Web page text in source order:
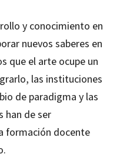
y conocimiento en
nuevos saberes en
que el arte ocupe un
las instituciones
de paradigma y las
han de ser
formación docente